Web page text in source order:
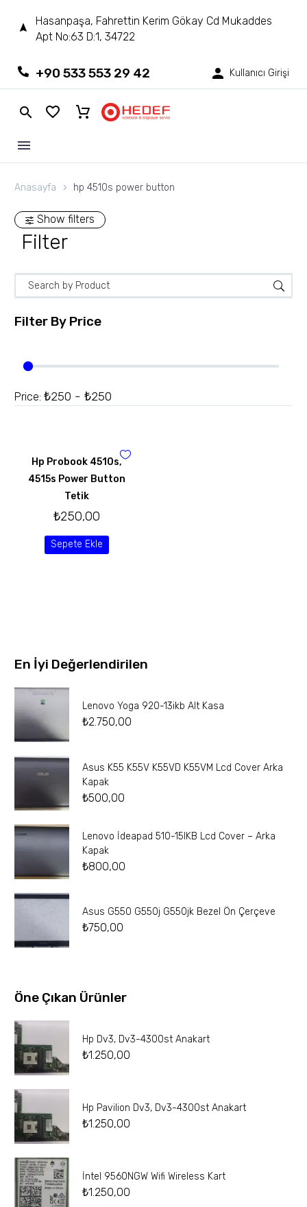
Hasanpaşa, Fahrettin Kerim Gökay Cd Mukaddes
Apt No:63 D:1, 34722
+90 533 553 29 42 Kullanıcı Girişi
Anasayfa hp 4510s power button
Show filters
Filter
Filter By Price
Price: ₺250 - ₺250
Hp Probook 4510s,
4515s Power Button
Tetik
₺250,00
Sepete Ekle
En İyi Değerlendirilen
Lenovo Yoga 920-13ikb Alt Kasa
₺2.750,00
Asus K55 K55V K55VD K55VM Lcd Cover Arka
Kapak
₺500,00
Lenovo İdeapad 510-15IKB Lcd Cover – Arka
Kapak
₺800,00
Asus G550 G550j G550jk Bezel Ön Çerçeve
₺750,00
Öne Çıkan Ürünler
Hp Dv3, Dv3-4300st Anakart
₺1.250,00
Hp Pavilion Dv3, Dv3-4300st Anakart
₺1.250,00
İntel 9560NGW Wifi Wireless Kart
₺1.250,00